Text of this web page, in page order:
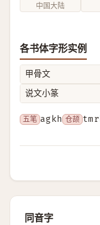
中国大陆
各书体字形实例
甲骨文
说文小篆
五笔 agkh 仓颉
同音字